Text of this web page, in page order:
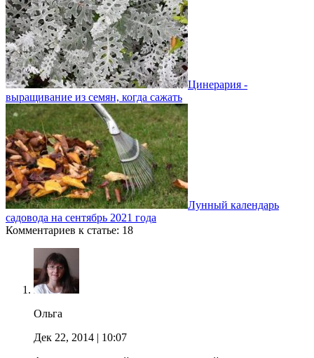
Цинерария -
выращивание из семян, когда сажать
Лунный календарь
садовода на сентябрь 2021 года
Комментариев к статье: 18
Ольга
Дек 22, 2014 | 10:07